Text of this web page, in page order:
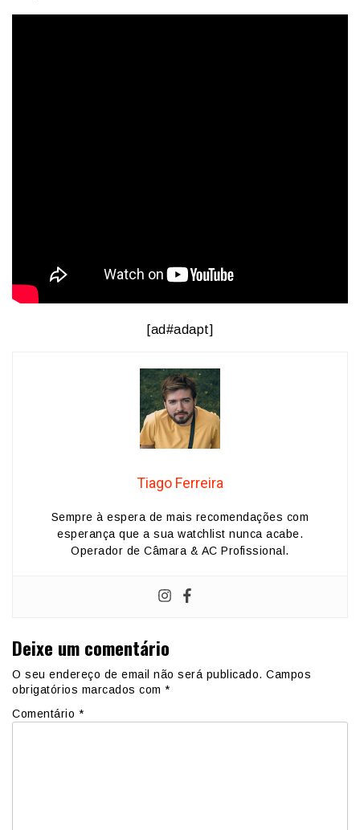
[ad#adapt]
Tiago Ferreira
Sempre à espera de mais recomendações com
esperança que a sua watchlist nunca acabe.
Operador de Câmara & AC Profissional.
Deixe um comentário
O seu endereço de email não será publicado. Campos
obrigatórios marcados com *
Comentário *